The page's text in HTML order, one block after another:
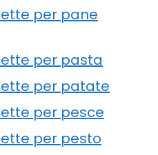
per pane
per pasta
per patate
per pesce
per pesto